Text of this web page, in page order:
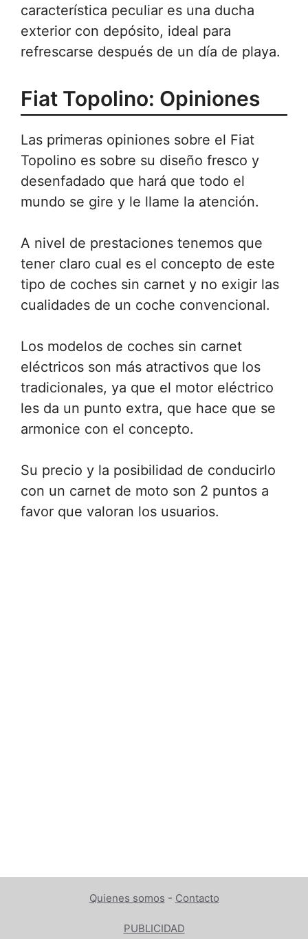
característica peculiar es una ducha
exterior con depósito, ideal para
refrescarse después de un día de playa.
Fiat Topolino: Opiniones
Las primeras opiniones sobre el Fiat
Topolino es sobre su diseño fresco y
desenfadado que hará que todo el
mundo se gire y le llame la atención.
A nivel de prestaciones tenemos que
tener claro cual es el concepto de este
tipo de coches sin carnet y no exigir las
cualidades de un coche convencional.
Los modelos de coches sin carnet
eléctricos son más atractivos que los
tradicionales, ya que el motor eléctrico
les da un punto extra, que hace que se
armonice con el concepto.
Su precio y la posibilidad de conducirlo
con un carnet de moto son 2 puntos a
favor que valoran los usuarios.
Quienes somos - Contacto
PUBLICIDAD